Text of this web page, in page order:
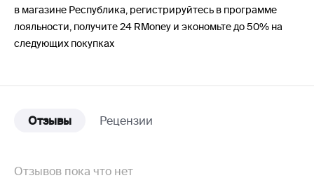
в магазине Республика, регистрируйтесь в программе
лояльности, получите 24 RMoney и экономьте до 50% на
следующих покупках
Отзывы Рецензии
Отзывов пока что нет